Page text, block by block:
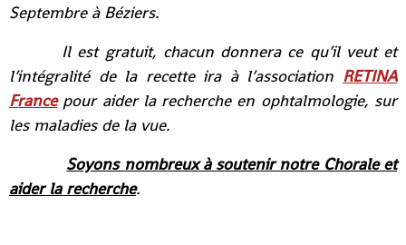
Septembre à Béziers.
Il est gratuit, chacun donnera ce qu’il veut et
l’intégralité de la recette ira à l’association RETINA
Francepour aider la recherche en ophtalmologie, sur
les maladies de la vue.
Soyons nombreux à soutenir notre Chorale et
aider la recherche.